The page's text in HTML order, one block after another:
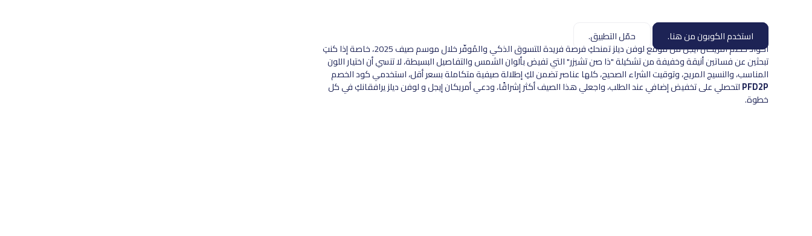
استخدم الكوبون من هنا. حمّل التطبيق.
اكواد خصم امريكان ايجل من موقع لوفن ديلز تمنحكِ فرصة فريدة للتسوق الذكي والمُوفّر خلال موسم صيف 2025، خاصة إذا كنتِ
تبحثين عن فساتين أنيقة وخفيفة من تشكيلة "ذا صن تشيزر" التي تفيض بألوان الشمس والتفاصيل البسيطة، لا تنسي أن اختيار اللون
المناسب، والنسيج المريح، وتوقيت الشراء الصحيح، كلها عناصر تضمن لكِ إطلالة صيفية متكاملة بسعر أقل، استخدمي كود الخصم
PFD2Pلتحصلي على تخفيض إضافي عند الطلب، واجعلي هذا الصيف أكثر إشراقًا، ودعي أمريكان إيجل و لوفن ديلز يرافقانكِ في كل
خطوة.